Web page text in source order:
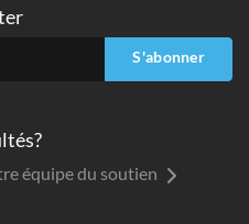
S'abonner
équipe du soutien